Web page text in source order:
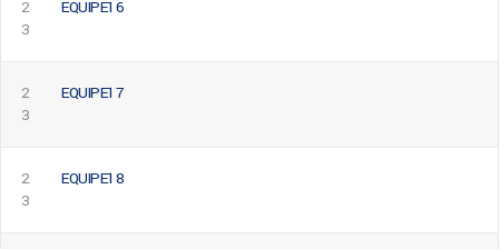
2
3
EQUIPE16
2
3
EQUIPE17
2
3
EQUIPE18